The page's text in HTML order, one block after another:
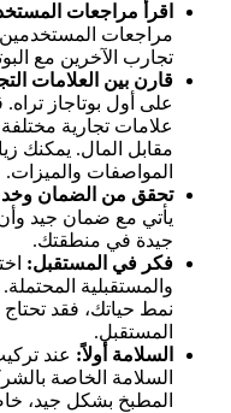
اقرأ مراجعات
مراجعات
تجارب الآخرين مع
قارن بين العلامات
على أول بوتاجاز
علامات تجارية
مقابل المال. يمكنك
المواصفات والميزات.
تحقق من الضمان
يأتي مع ضمان جيد
جيدة في منطقتك.
فكر في المستقبل:
والمستقبلية
نمط حياتك، فقد تحتاج
المستقبل.
السلامة أولاً: عند
السلامة الخاصة
المطبخ بشكل جيد،